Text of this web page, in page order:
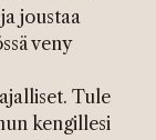
joustaa
veny
Tule
kengillesi